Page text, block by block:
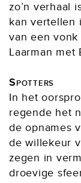
zo’n verhaal
kan vertellen
van een
Laarman met
Spotters
In het
regende het
de opnames
de willekeur
zegen in
droevige